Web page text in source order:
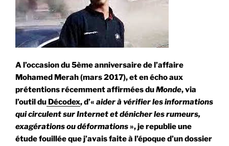
A l’occasion du 5ème anniversaire de l’affaire
Mohamed Merah (mars 2017), et en écho aux
prétentions récemment affirmées duMonde, via
l’outil du Décodex, d’« aider à vérifier les informations
qui circulent sur Internet et dénicher les rumeurs,
exagérations ou déformations», je republie une
étude fouillée que j’avais faite à l’époque d’un dossier